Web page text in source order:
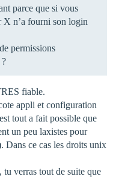
parce que si vous
X n’a fourni son login
permissions
fiable.
appli et configuration
tout a fait possible que
un peu laxistes pour
Dans ce cas les droits unix
tu verras tout de suite que